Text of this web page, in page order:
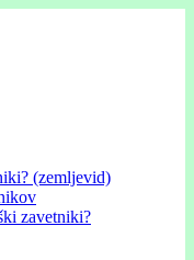
(zemljevid)
zavetniki?